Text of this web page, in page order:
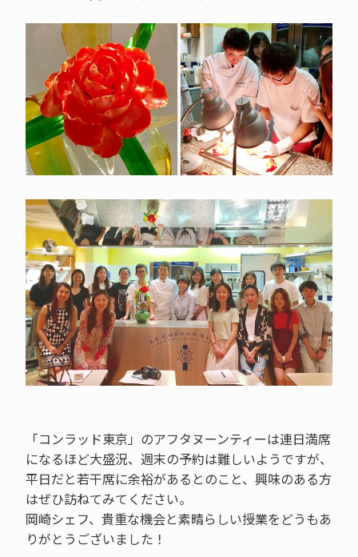
「コンラッド東京」のアフタヌーンティーは連日満席
になるほど大盛況、週末の予約は難しいようですが、
平日だと若干席に余裕があるとのこと、興味のある方
はぜひ訪ねてみてください。
岡崎シェフ、貴重な機会と素晴らしい授業をどうもあ
りがとうございました！